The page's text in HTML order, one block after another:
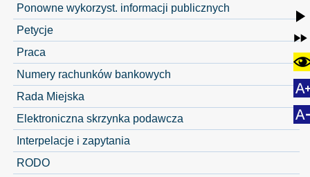
Ponowne wykorzyst. informacji publicznych
Petycje
Praca
Numery rachunków bankowych
Rada Miejska
Elektroniczna skrzynka podawcza
Interpelacje i zapytania
RODO